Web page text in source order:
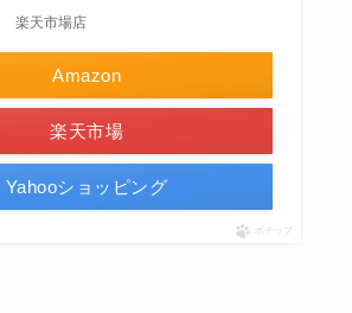
楽天市場店
Amazon
楽天市場
Yahooショッピング
ポチップ